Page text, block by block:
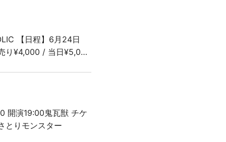
【日程】6月24日
り¥4,000 / 当日¥5,0…
開演19:00鬼瓦獣 チケ
とりモンスター